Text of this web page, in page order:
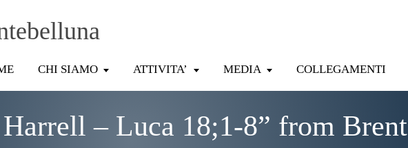
CHI SIAMO ATTIVITA’ MEDIA COLLEGAMENTI
– Luca 18;1-8” from Brent